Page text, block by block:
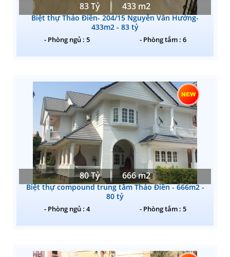
83 Tỷ 433 m2
Biệt thự Thảo Điền- 204/15 Nguyễn Văn Hưởng-
433m2 - 83 tỷ
- Phòng ngủ : 5 - Phòng tắm : 6
80 Tỷ 666 m2
Biệt thự compound trung tâm Thảo Điền - 666m2 -
80 tỷ
- Phòng ngủ : 4 - Phòng tắm : 5